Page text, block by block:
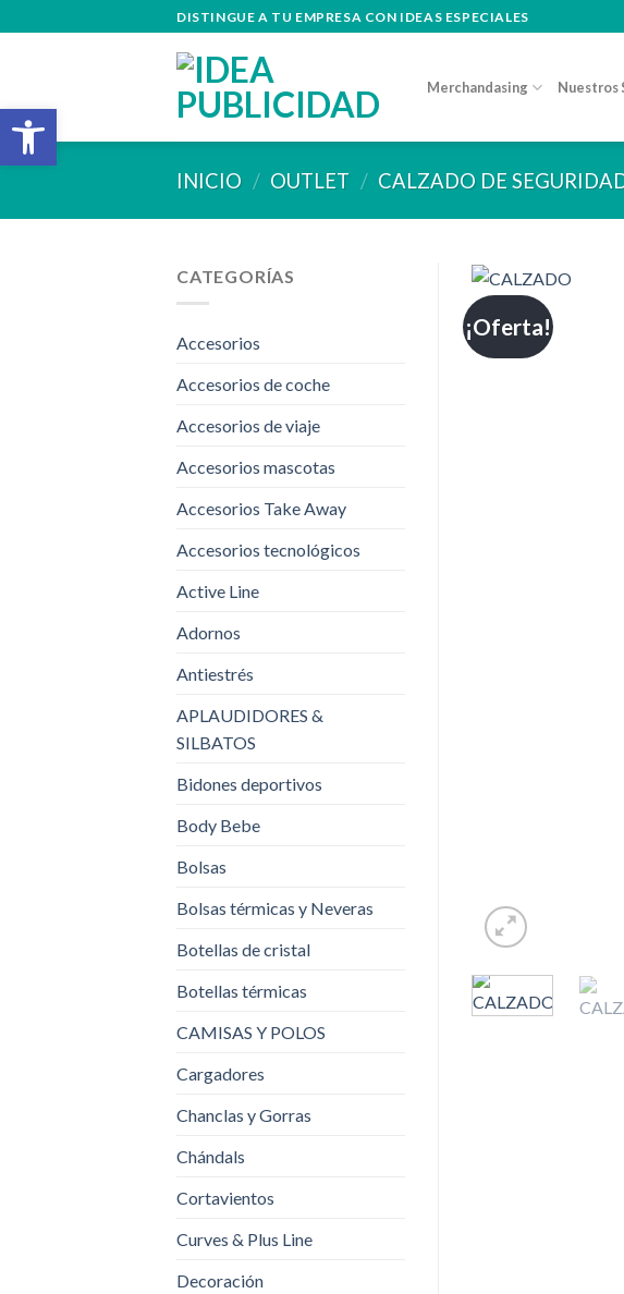
to
DISTINGUE A TU EMPRESA CON IDEAS ESPECIALES
Merchandasing Nuestros
INICIO / OUTLET / CALZADO DE
CATEGORÍAS
Accesorios
Accesorios de coche
Accesorios de viaje
Accesorios mascotas
Accesorios Take Away
Accesorios tecnológicos
Active Line
Adornos
Antiestrés
APLAUDIDORES &
SILBATOS
Bidones deportivos
Body Bebe
Bolsas
Bolsas térmicas y Neveras
Botellas de cristal
Botellas térmicas
CAMISAS Y POLOS
Cargadores
Chanclas y Gorras
Chándals
Cortavientos
Curves & Plus Line
Decoración
¡Oferta!
Abrir barra de herramientas